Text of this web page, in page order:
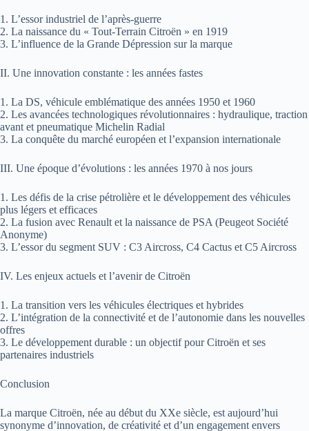
1. L’essor industriel de l’après-guerre
2. La naissance du « Tout-Terrain Citroën » en 1919
3. L’influence de la Grande Dépression sur la marque
II. Une innovation constante : les années fastes
1. La DS, véhicule emblématique des années 1950 et 1960
2. Les avancées technologiques révolutionnaires : hydraulique, traction
avant et pneumatique Michelin Radial
3. La conquête du marché européen et l’expansion internationale
III. Une époque d’évolutions : les années 1970 à nos jours
1. Les défis de la crise pétrolière et le développement des véhicules
plus légers et efficaces
2. La fusion avec Renault et la naissance de PSA (Peugeot Société
Anonyme)
3. L’essor du segment SUV : C3 Aircross, C4 Cactus et C5 Aircross
IV. Les enjeux actuels et l’avenir de Citroën
1. La transition vers les véhicules électriques et hybrides
2. L’intégration de la connectivité et de l’autonomie dans les nouvelles
offres
3. Le développement durable : un objectif pour Citroën et ses
partenaires industriels
Conclusion
La marque Citroën, née au début du XXe siècle, est aujourd’hui
synonyme d’innovation, de créativité et d’un engagement envers